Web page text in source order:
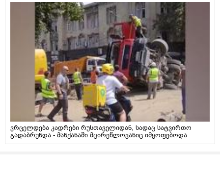
ვრცელდება კადრები რუსთაველიდან, სადაც სატვირთო
გადაბრუნდა - მანქანაში მცირეწლოვანიც იმყოფებოდა